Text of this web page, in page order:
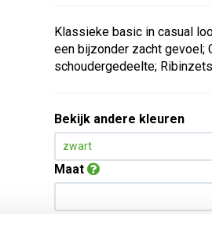
Klassieke basic in casual
een bijzonder zacht gevoel;
schoudergedeelte;
Bekijk andere kleuren
zwart
Maat